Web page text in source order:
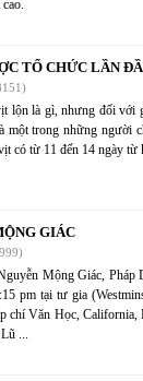
TỔ CHỨC LẦN
lộn là gì, nhưng đối với
một trong những người
có từ 11 đến 14 ngày
GIÁC
Mộng Giác,
pm tại tư gia
chí Văn Học,
...